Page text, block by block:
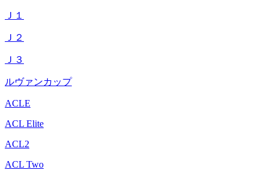
Ｊ１
Ｊ２
Ｊ３
ルヴァンカップ
ACLE
ACL Elite
ACL2
ACL Two